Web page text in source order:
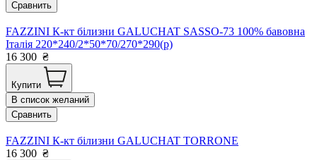
Сравнить
FAZZINI К-кт білизни GALUCHAT SASSO-73 100% бавовна
Італія 220*240/2*50*70/270*290(р)
16 300 ₴
Купити
В список желаний
Сравнить
FAZZINI К-кт білизни GALUCHAT TORRONE
16 300 ₴